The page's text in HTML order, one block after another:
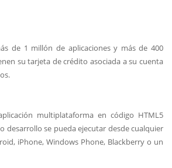
de 1 millón de aplicaciones y más de 400
su tarjeta de crédito asociada a su cuenta
multiplataforma en código HTML5
desarrollo se pueda ejecutar desde cualquier
iPhone, Windows Phone, Blackberry o un